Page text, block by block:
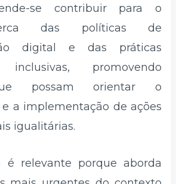
se contribuir para o
das políticas de
digital e das práticas
inclusivas, promovendo
possam orientar o
a implementação de ações
igualitárias.
é relevante porque aborda